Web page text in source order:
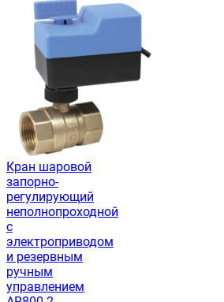
Кран шаровой
запорно-
регулирующий
неполнопроходной
с
электроприводом
и резервным
ручным
управлением